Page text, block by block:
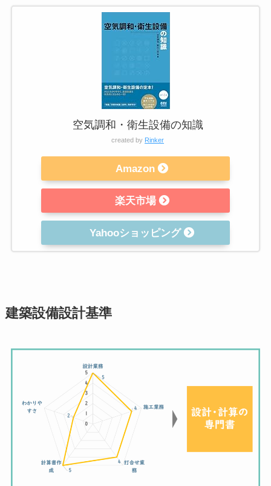
空気調和・衛生設備の知識
created by Rinker
Amazon
楽天市場
Yahooショッピング
建築設備設計基準